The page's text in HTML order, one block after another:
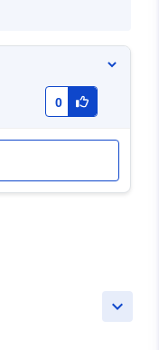
0
keyboard_arrow_down